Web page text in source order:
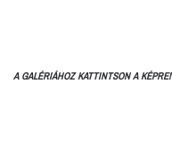
A GALÉRIÁHOZ KATTINTSON A KÉPRE!